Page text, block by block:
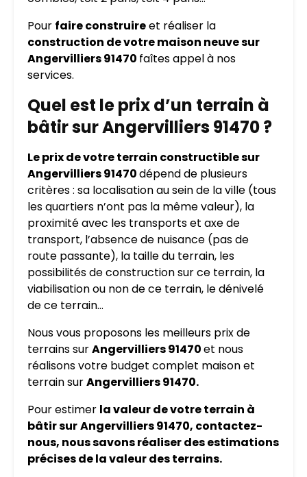
Pour faire construireet réaliser la
construction de votre maison neuve sur
Angervilliers 91470 faîtes appel à nos
services.
Quel est le prix d’un terrain à
bâtir sur Angervilliers 91470 ?
Le prix de votre terrain constructible sur
Angervilliers 91470dépend de plusieurs
critères : sa localisation au sein de la ville (tous
les quartiers n’ont pas la même valeur), la
proximité avec les transports et axe de
transport, l’absence de nuisance (pas de
route passante), la taille du terrain, les
possibilités de construction sur ce terrain, la
viabilisation ou non de ce terrain, le dénivelé
de ce terrain…
Nous vous proposons les meilleurs prix de
terrains surAngervilliers 91470et nous
réalisons votre budget complet maison et
terrain surAngervilliers 91470.
Pour estimer la valeur de votre terrain à
bâtir surAngervilliers 91470, contactez-
nous, nous savons réaliser des estimations
précises de la valeur des terrains.